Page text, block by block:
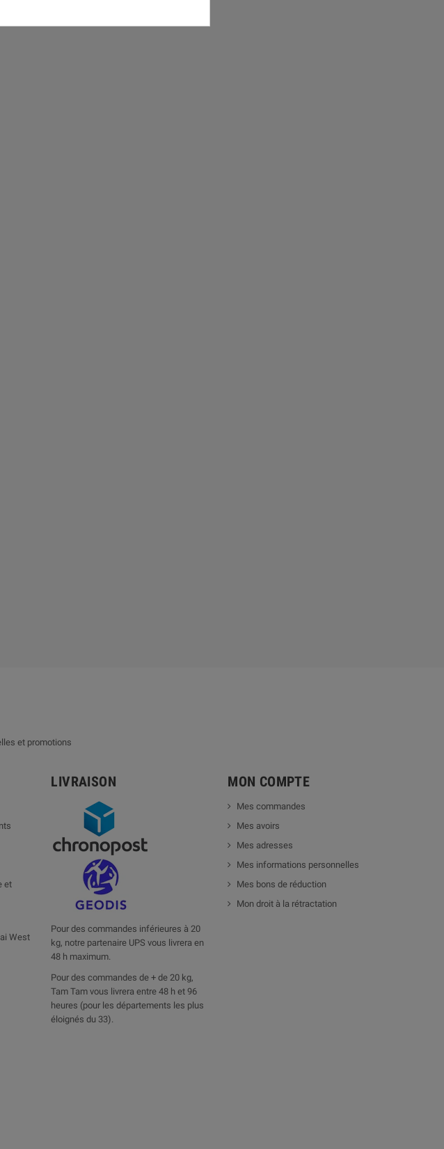
et promotions
et
West
LIVRAISON
Pour des commandes inférieures à 20
kg, notre partenaire UPS vous livrera en
48 h maximum.
Pour des commandes de + de 20 kg,
Tam Tam vous livrera entre 48 h et 96
heures (pour les départements les plus
éloignés du 33).
MON COMPTE
Mes commandes
Mes avoirs
Mes adresses
Mes informations personnelles
Mes bons de réduction
Mon droit à la rétractation